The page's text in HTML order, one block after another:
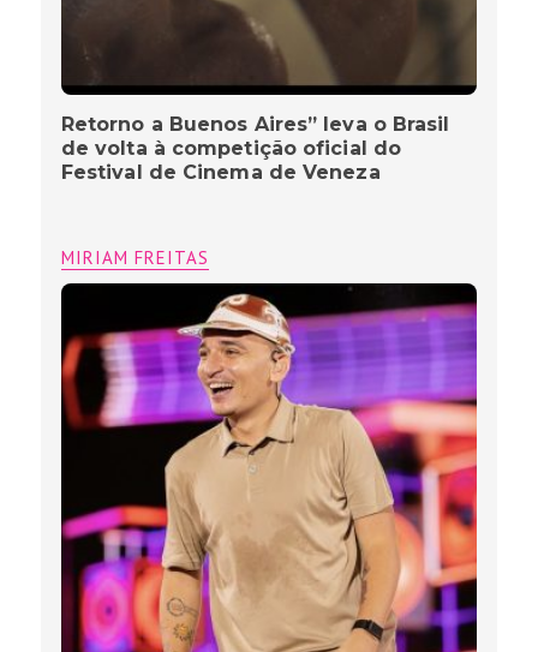
Retorno a Buenos Aires” leva o Brasil
de volta à competição oficial do
Festival de Cinema de Veneza
MIRIAM FREITAS